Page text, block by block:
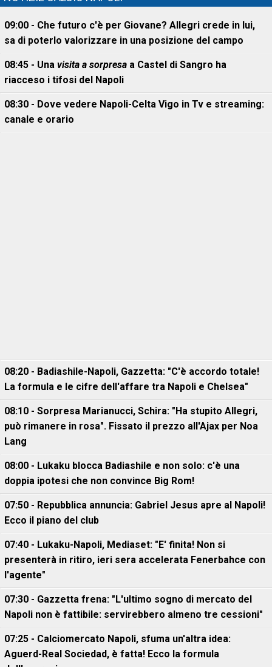
09:00 - Che futuro c'è per Giovane? Allegri crede in lui,
sa di poterlo valorizzare in una posizione del campo
08:45 - Una visita a sorpresa a Castel di Sangro ha
riacceso i tifosi del Napoli
08:30 - Dove vedere Napoli-Celta Vigo in Tv e streaming:
canale e orario
08:20 - Badiashile-Napoli, Gazzetta: "C'è accordo totale!
La formula e le cifre dell'affare tra Napoli e Chelsea"
08:10 - Sorpresa Marianucci, Schira: "Ha stupito Allegri,
può rimanere in rosa". Fissato il prezzo all'Ajax per Noa
Lang
08:00 - Lukaku blocca Badiashile e non solo: c'è una
doppia ipotesi che non convince Big Rom!
07:50 - Repubblica annuncia: Gabriel Jesus apre al Napoli!
Ecco il piano del club
07:40 - Lukaku-Napoli, Mediaset: "E' finita! Non si
presenterà in ritiro, ieri sera accelerata Fenerbahce con
l'agente"
07:30 - Gazzetta frena: "L'ultimo sogno di mercato del
Napoli non è fattibile: servirebbero almeno tre cessioni"
07:25 - Calciomercato Napoli, sfuma un'altra idea:
Aguerd-Real Sociedad, è fatta! Ecco la formula